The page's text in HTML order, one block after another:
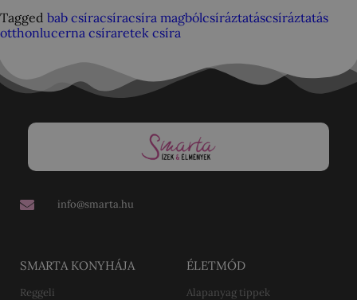
Tagged bab csíracsíracsíra magbólcsíráztatáscsíráztatás
otthonlucerna csíraretek csíra
info@smarta.hu
SMARTA KONYHÁJA
Reggeli
ÉLETMÓD
Alapanyag tippek